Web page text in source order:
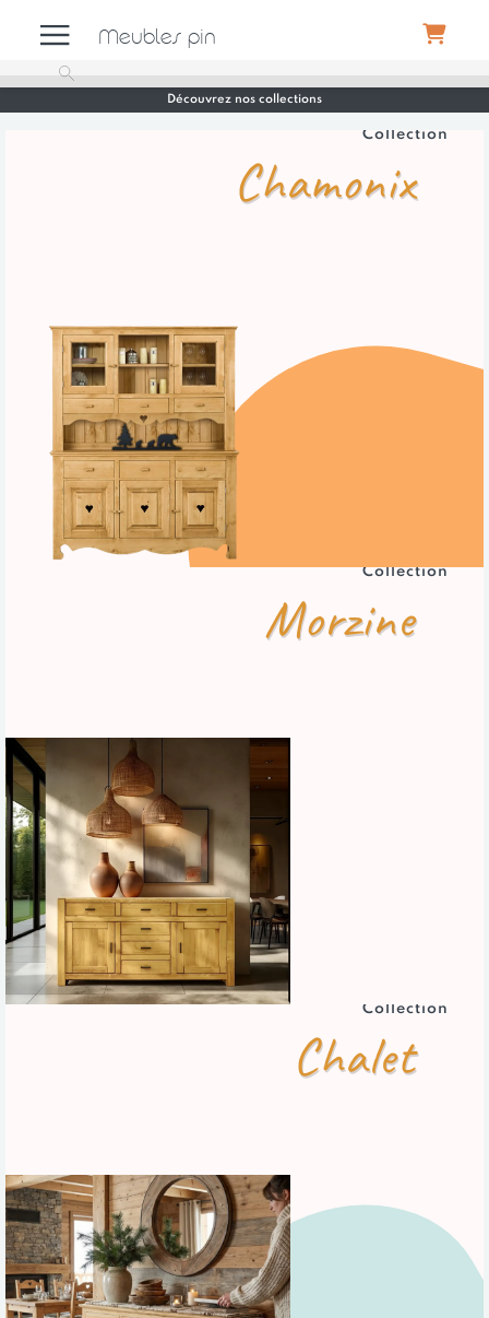
Meubles pin
Luminaires
Literie
Promos
Favoris
Nos magasins
Découvrez nos collections
Collection
Chamonix
Collection
Morzine
Collection
Chalet